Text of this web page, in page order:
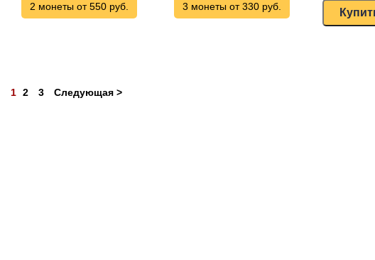
2 монеты от 550 руб. 3 монеты от 330 руб.
1 2 3 Следующая >